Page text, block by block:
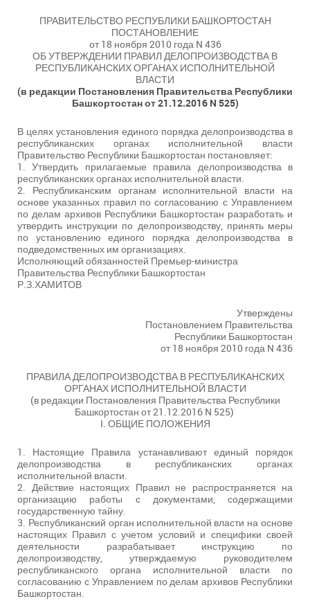
ПРАВИТЕЛЬСТВО РЕСПУБЛИКИ БАШКОРТОСТАН
ПОСТАНОВЛЕНИЕ
от 18 ноября 2010 года N 436
ОБ УТВЕРЖДЕНИИ ПРАВИЛ ДЕЛОПРОИЗВОДСТВА В
РЕСПУБЛИКАНСКИХ ОРГАНАХ ИСПОЛНИТЕЛЬНОЙ
ВЛАСТИ
(в редакции Постановления Правительства Республики
Башкортостан от 21.12.2016 N 525)
В целях установления единого порядка делопроизводства в
республиканских органах исполнительной власти
Правительство Республики Башкортостан постановляет:
1. Утвердить прилагаемые правила делопроизводства в
республиканских органах исполнительной власти.
2. Республиканским органам исполнительной власти на
основе указанных правил по согласованию с Управлением
по делам архивов Республики Башкортостан разработать и
утвердить инструкции по делопроизводству, принять меры
по установлению единого порядка делопроизводства в
подведомственных им организациях.
Исполняющий обязанностей Премьер-министра
Правительства Республики Башкортостан
Р.З.ХАМИТОВ
Утверждены
Постановлением Правительства
Республики Башкортостан
от 18 ноября 2010 года N 436
ПРАВИЛА ДЕЛОПРОИЗВОДСТВА В РЕСПУБЛИКАНСКИХ
ОРГАНАХ ИСПОЛНИТЕЛЬНОЙ ВЛАСТИ
(в редакции Постановления Правительства Республики
Башкортостан от 21.12.2016 N 525)
I. ОБЩИЕ ПОЛОЖЕНИЯ
1. Настоящие Правила устанавливают единый порядок
делопроизводства в республиканских органах
исполнительной власти.
2. Действие настоящих Правил не распространяется на
организацию работы с документами, содержащими
государственную тайну.
3. Республиканский орган исполнительной власти на основе
настоящих Правил с учетом условий и специфики своей
деятельности разрабатывает инструкцию по
делопроизводству, утверждаемую руководителем
республиканского органа исполнительной власти по
согласованию с Управлением по делам архивов Республики
Башкортостан.